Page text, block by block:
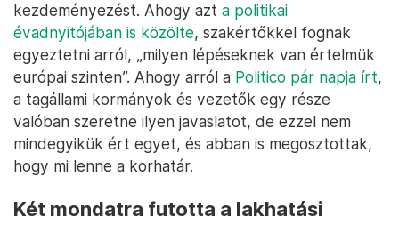
kezdeményezést. Ahogy azt a politikai
évadnyitójában is közölte, szakértőkkel fognak
egyeztetni arról, „milyen lépéseknek van értelmük
európai szinten”. Ahogy arról a Politico pár napja írt,
a tagállami kormányok és vezetők egy része
valóban szeretne ilyen javaslatot, de ezzel nem
mindegyikük ért egyet, és abban is megosztottak,
hogy mi lenne a korhatár.
Két mondatra futotta a lakhatási